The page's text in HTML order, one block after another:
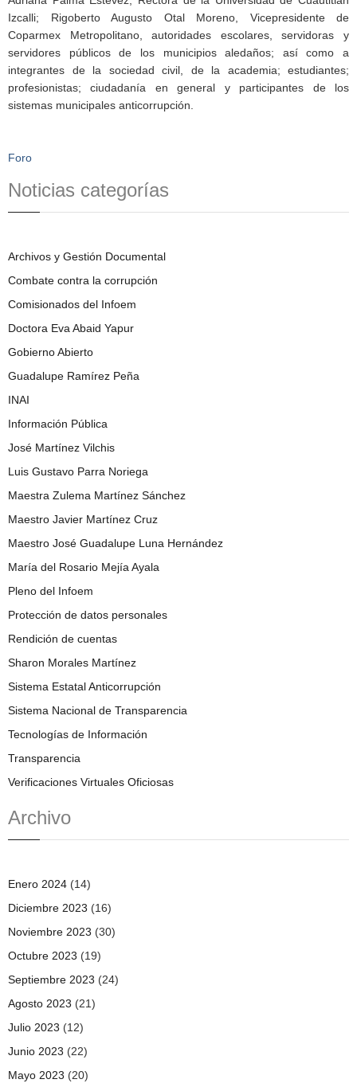
Izcalli; Rigoberto Augusto Otal Moreno, Vicepresidente de
Coparmex Metropolitano, autoridades escolares, servidoras y
servidores públicos de los municipios aledaños; así como a
integrantes de la sociedad civil, de la academia; estudiantes;
profesionistas; ciudadanía en general y participantes de los
sistemas municipales anticorrupción.
Foro
Noticias categorías
Archivos y Gestión Documental
Combate contra la corrupción
Comisionados del Infoem
Doctora Eva Abaid Yapur
Gobierno Abierto
Guadalupe Ramírez Peña
INAI
Información Pública
José Martínez Vilchis
Luis Gustavo Parra Noriega
Maestra Zulema Martínez Sánchez
Maestro Javier Martínez Cruz
Maestro José Guadalupe Luna Hernández
María del Rosario Mejía Ayala
Pleno del Infoem
Protección de datos personales
Rendición de cuentas
Sharon Morales Martínez
Sistema Estatal Anticorrupción
Sistema Nacional de Transparencia
Tecnologías de Información
Transparencia
Verificaciones Virtuales Oficiosas
Archivo
Enero 2024 (14)
Diciembre 2023 (16)
Noviembre 2023 (30)
Octubre 2023 (19)
Septiembre 2023 (24)
Agosto 2023 (21)
Julio 2023 (12)
Junio 2023 (22)
Mayo 2023 (20)